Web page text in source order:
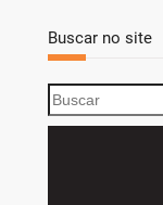
Buscar no site
S
e